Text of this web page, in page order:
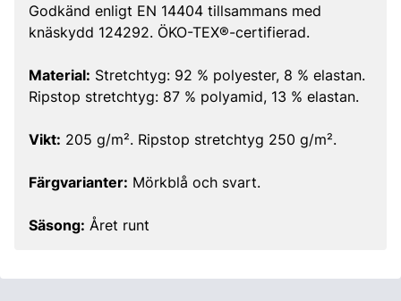
Godkänd enligt EN 14404 tillsammans med
knäskydd 124292. ÖKO-TEX®-certifierad.
Material: Stretchtyg: 92 % polyester, 8 % elastan.
Ripstop stretchtyg: 87 % polyamid, 13 % elastan.
Vikt: 205 g/m². Ripstop stretchtyg 250 g/m².
Färgvarianter: Mörkblå och svart.
Säsong: Året runt